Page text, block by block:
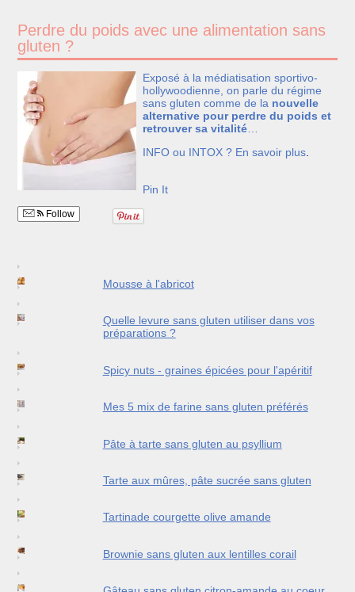
Perdre du poids avec une alimentation sans
gluten ?
Exposé à la médiatisation sportivo-
hollywoodienne, on parle du régime
sans gluten comme de la nouvelle
alternative pour perdre du poids et
retrouver sa vitalité…
INFO ou INTOX ? En savoir plus.
Pin It
Follow
Mousse à l'abricot
Quelle levure sans gluten utiliser dans vos
préparations ?
Spicy nuts - graines épicées pour l'apéritif
Mes 5 mix de farine sans gluten préférés
Pâte à tarte sans gluten au psyllium
Tarte aux mûres, pâte sucrée sans gluten
Tartinade courgette olive amande
Brownie sans gluten aux lentilles corail